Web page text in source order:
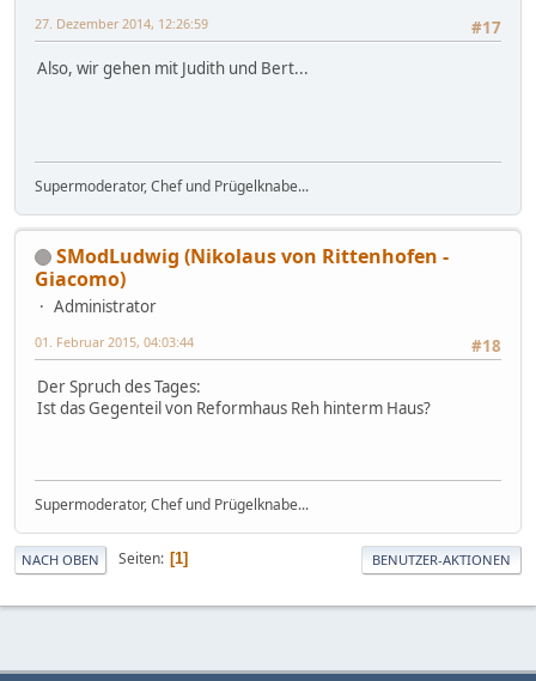
#17
27. Dezember 2014, 12:26:59
Also, wir gehen mit Judith und Bert...
Supermoderator, Chef und Prügelknabe...
SModLudwig (Nikolaus von Rittenhofen -
Giacomo)
Administrator
#18
01. Februar 2015, 04:03:44
Der Spruch des Tages:
Ist das Gegenteil von Reformhaus Reh hinterm Haus?
Supermoderator, Chef und Prügelknabe...
NACH OBEN Seiten 1 BENUTZER-AKTIONEN